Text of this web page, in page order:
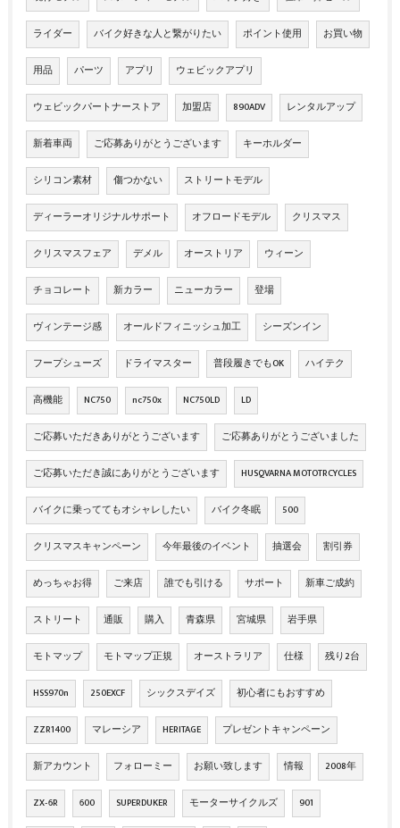
ライダー バイク好きな人と繋がりたい ポイント使用 お買い物
用品 パーツ アプリ ウェビックアプリ
ウェビックパートナーストア 加盟店 890ADV レンタルアップ
新着車両 ご応募ありがとうございます キーホルダー
シリコン素材 傷つかない ストリートモデル
ディーラーオリジナルサポート オフロードモデル クリスマス
クリスマスフェア デメル オーストリア ウィーン
チョコレート 新カラー ニューカラー 登場
ヴィンテージ感 オールドフィニッシュ加工 シーズンイン
フープシューズ ドライマスター 普段履きでもOK ハイテク
高機能 NC750 nc750x NC750LD LD
ご応募いただきありがとうございます ご応募ありがとうございました
ご応募いただき誠にありがとうございます HUSQVARNA MOTOTRCYCLES
バイクに乗っててもオシャレしたい バイク冬眠 500
クリスマスキャンペーン 今年最後のイベント 抽選会 割引券
めっちゃお得 ご来店 誰でも引ける サポート 新車ご成約
ストリート 通販 購入 青森県 宮城県 岩手県
モトマップ モトマップ正規 オーストラリア 仕様 残り2台
HSS970n 250EXCF シックスデイズ 初心者にもおすすめ
ZZR1400 マレーシア HERITAGE プレゼントキャンペーン
新アカウント フォローミー お願い致します 情報 2008年
ZX‐6R 600 SUPERDUKER モーターサイクルズ 901